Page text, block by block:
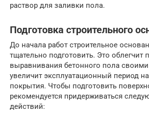
раствор для заливки пола.
Подготовка строительного
До начала работ строительное
тщательно подготовить. Это облегчит
выравнивания бетонного пола
увеличит эксплуатационный период
покрытия. Чтобы подготовить
рекомендуется придерживаться
действий: